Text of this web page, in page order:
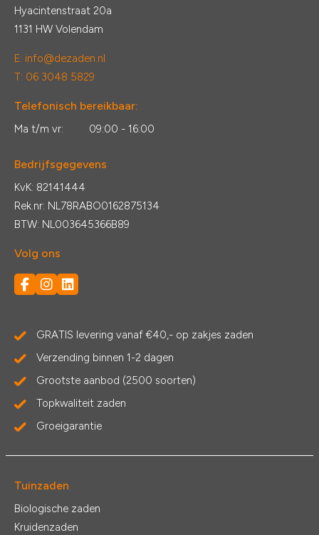
Hyacintenstraat 20a
1131 HW Volendam
E: info@dezaden.nl
T: 06 3048 5829
Telefonisch bereikbaar:
Ma t/m vr: 09:00 - 16:00
Bedrijfsgegevens
KvK: 82141444
Rek.nr: NL78RABO0162875134
BTW: NL003645366B89
Volg ons
GRATIS levering vanaf €40,- op zakjes zaden
Verzending binnen 1-2 dagen
Grootste aanbod (2500 soorten)
Topkwaliteit zaden
Groeigarantie
Tuinzaden
Biologische zaden
Kruidenzaden